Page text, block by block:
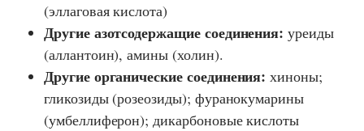
(эллаговая кислота)
Другие азотсодержащие соединения: уреиды
(аллантоин), амины (холин).
Другие органические соединения: хиноны;
гликозиды (розеозиды); фуранокумарины
(умбеллиферон); дикарбоновые кислоты